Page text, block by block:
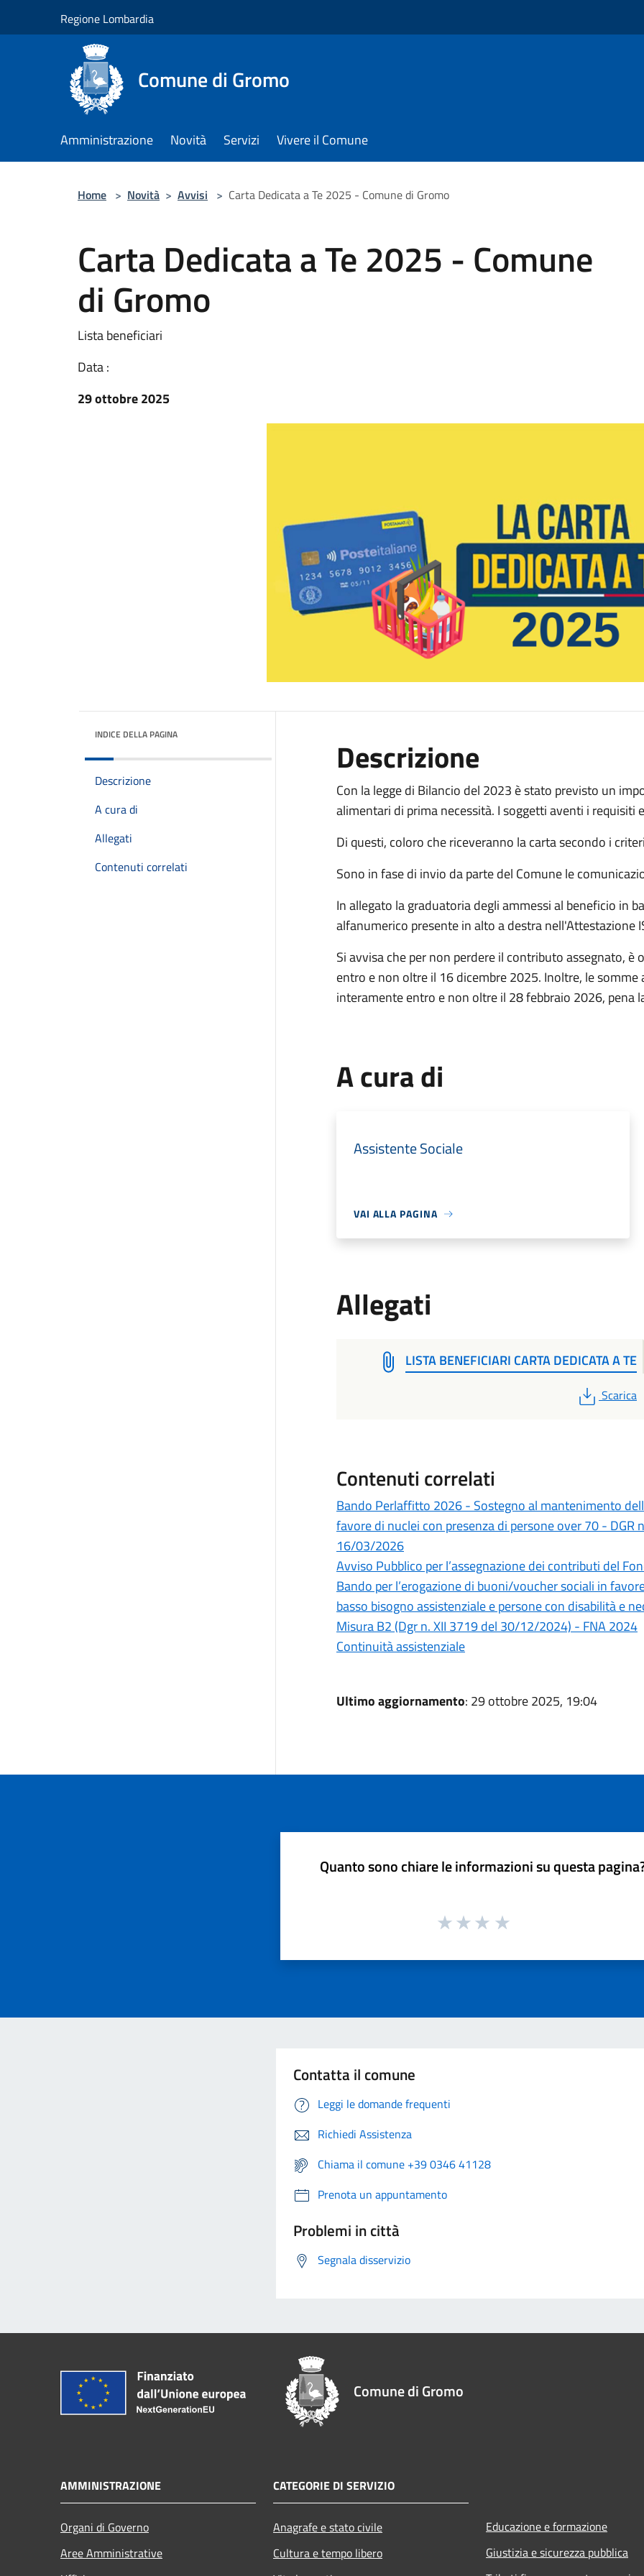
Regione Lombardia
Comune di Gromo
Amministrazione Novità Servizi Vivere il Comune
Home > Novità > Avvisi > Carta Dedicata a Te 2025 - Comune di Gromo
Carta Dedicata a Te 2025 - Comune
di Gromo
Lista beneficiari
Data :
29 ottobre 2025
INDICE DELLA PAGINA
Descrizione
A cura di
Allegati
Contenuti correlati
Descrizione
Con la legge di Bilancio del 2023 è stato previsto un
alimentari di prima necessità. I soggetti aventi i requisiti
Di questi, coloro che riceveranno la carta secondo i
Sono in fase di invio da parte del Comune le
In allegato la graduatoria degli ammessi al beneficio in
alfanumerico presente in alto a destra nell'Attestazione
​Si avvisa che per non perdere il contributo assegnato,
entro e non oltre il 16 dicembre 2025. Inoltre, le
interamente entro e non oltre il 28 febbraio 2026, pena
A cura di
Assistente Sociale
VAI ALLA PAGINA
Allegati
LISTA BENEFICIARI CARTA DEDICATA A TE
PDF
Scarica
Contenuti correlati
Bando Perlaffitto 2026 - Sostegno al mantenimento
favore di nuclei con presenza di persone over 70 -
16/03/2026
Avviso Pubblico per l’assegnazione dei contributi del
Bando per l’erogazione di buoni/voucher sociali in
basso bisogno assistenziale e persone con disabilità e
Misura B2 (Dgr n. XII 3719 del 30/12/2024) - FNA 2024
Continuità assistenziale
Ultimo aggiornamento: 29 ottobre 2025, 19:04
Quanto sono chiare le informazioni su questa
Contatta il comune
Leggi le domande frequenti
Richiedi Assistenza
Chiama il comune +39 0346 41128
Prenota un appuntamento
Problemi in città
Segnala disservizio
Comune di Gromo
AMMINISTRAZIONE
Organi di Governo
Aree Amministrative
CATEGORIE DI SERVIZIO
Anagrafe e stato civile
Cultura e tempo libero
Educazione e formazione
Giustizia e sicurezza pubblica